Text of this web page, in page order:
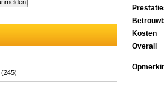
(245)
Kosten
Overall